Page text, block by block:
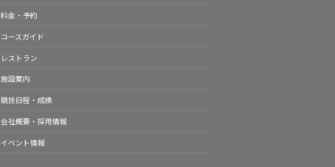
料金・予約
コースガイド
レストラン
施設案内
競技日程・成績
会社概要・採用情報
イベント情報